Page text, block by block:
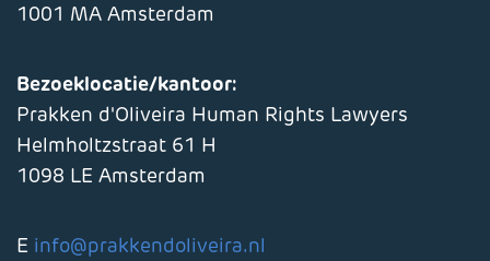
1001 MA Amsterdam
Bezoeklocatie/kantoor:
Prakken d'Oliveira Human Rights Lawyers
Helmholtzstraat 61 H
1098 LE Amsterdam
E info@prakkendoliveira.nl